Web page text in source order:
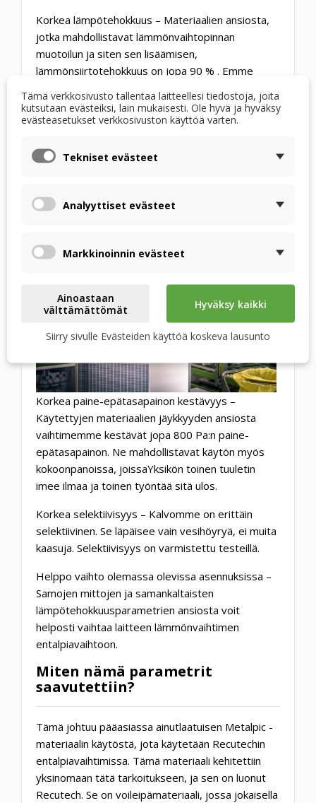
Korkea lämpötehokkuus – Materiaalien ansiosta,
jotka mahdollistavat lämmönvaihtopinnan
muotoilun ja siten sen lisäämisen,
lämmönsiirtotehokkuus on jopa 90 % . Emme
Kosteudensiirtotehokkuus jopa 75%.
lämmönvaihtimien kanssa, ne ovat tiiviit. Emme
Testaamme ne kaikki, ja vain tiiviit osat päätyvät
sinulle.
Korkea paine-epätasapainon kestävyys –
Käytettyjen materiaalien jäykkyyden ansiosta
vaihtimemme kestävät jopa 800 Pa:n paine-
epätasapainon. Ne mahdollistavat käytön myös
kokoonpanoissa, joissaYksikön toinen tuuletin
imee ilmaa ja toinen työntää sitä ulos.
Korkea selektiivisyys – Kalvomme on erittäin
selektiivinen. Se läpäisee vain vesihöyryä, ei muita
kaasuja. Selektiivisyys on varmistettu testeillä.
Helppo vaihto olemassa olevissa asennuksissa –
Samojen mittojen ja samankaltaisten
lämpötehokkuusparametrien ansiosta voit
helposti vaihtaa laitteen lämmönvaihtimen
entalpiavaihtoon.
Miten nämä parametrit
saavutettiin?
Tämä johtuu pääasiassa ainutlaatuisen Metalpic -
materiaalin käytöstä, jota käytetään Recutechin
entalpiavaihtimissa. Tämä materiaali kehitettiin
yksinomaan tätä tarkoitukseen, ja sen on luonut
Recutech. Se on voileipämateriaali, jossa jokaisella
Tämä verkkosivusto tallentaa laitteellesi tiedostoja, joita
kutsutaan evästeiksi, lain mukaisesti. Ole hyvä ja hyväksy
evästeasetukset verkkosivuston käyttöä varten.
Tekniset evästeet
Analyyttiset evästeet
Markkinoinnin evästeet
Ainoastaan
välttämättömät
Hyväksy kaikki
Siirry sivulle Evästeiden käyttöä koskeva lausunto